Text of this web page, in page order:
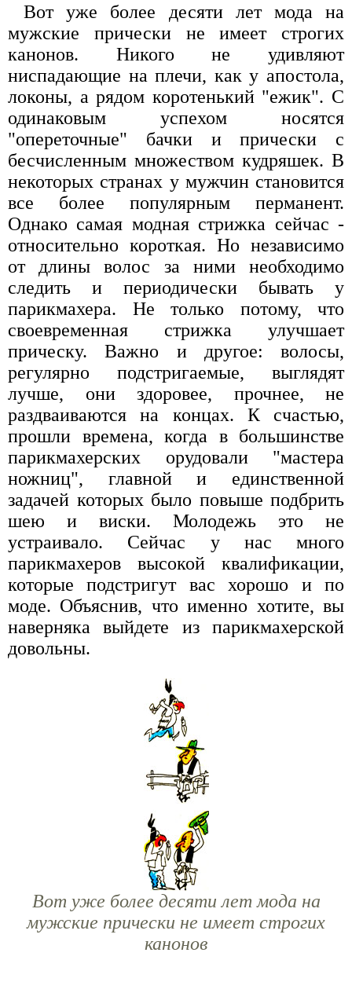
Вот уже более десяти лет мода на
мужские прически не имеет строгих
канонов. Никого не удивляют
ниспадающие на плечи, как у апостола,
локоны, а рядом коротенький "ежик". С
одинаковым успехом носятся
"опереточные" бачки и прически с
бесчисленным множеством кудряшек. В
некоторых странах у мужчин становится
все более популярным перманент.
Однако самая модная стрижка сейчас -
относительно короткая. Но независимо
от длины волос за ними необходимо
следить и периодически бывать у
парикмахера. Не только потому, что
своевременная стрижка улучшает
прическу. Важно и другое: волосы,
регулярно подстригаемые, выглядят
лучше, они здоровее, прочнее, не
раздваиваются на концах. К счастью,
прошли времена, когда в большинстве
парикмахерских орудовали "мастера
ножниц", главной и единственной
задачей которых было повыше подбрить
шею и виски. Молодежь это не
устраивало. Сейчас у нас много
парикмахеров высокой квалификации,
которые подстригут вас хорошо и по
моде. Объяснив, что именно хотите, вы
наверняка выйдете из парикмахерской
довольны.
Вот уже более десяти лет мода на
мужские прически не имеет строгих
канонов